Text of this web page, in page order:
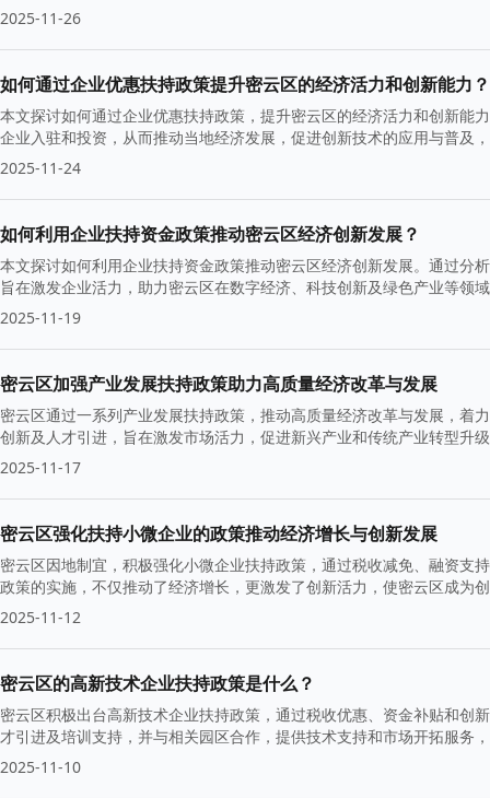
2025-11-26
如何通过企业优惠扶持政策提升密云区的经济活力和创新能力？
本文探讨如何通过企业优惠扶持政策，提升密云区的经济活力和创新能
企业入驻和投资，从而推动当地经济发展，促进创新技术的应用与普及
2025-11-24
如何利用企业扶持资金政策推动密云区经济创新发展？
本文探讨如何利用企业扶持资金政策推动密云区经济创新发展。通过分
旨在激发企业活力，助力密云区在数字经济、科技创新及绿色产业等领
2025-11-19
密云区加强产业发展扶持政策助力高质量经济改革与发展
密云区通过一系列产业发展扶持政策，推动高质量经济改革与发展，着
创新及人才引进，旨在激发市场活力，促进新兴产业和传统产业转型升
2025-11-17
密云区强化扶持小微企业的政策推动经济增长与创新发展
密云区因地制宜，积极强化小微企业扶持政策，通过税收减免、融资支
政策的实施，不仅推动了经济增长，更激发了创新活力，使密云区成为
2025-11-12
密云区的高新技术企业扶持政策是什么？
密云区积极出台高新技术企业扶持政策，通过税收优惠、资金补贴和创
才引进及培训支持，并与相关园区合作，提供技术支持和市场开拓服务
2025-11-10